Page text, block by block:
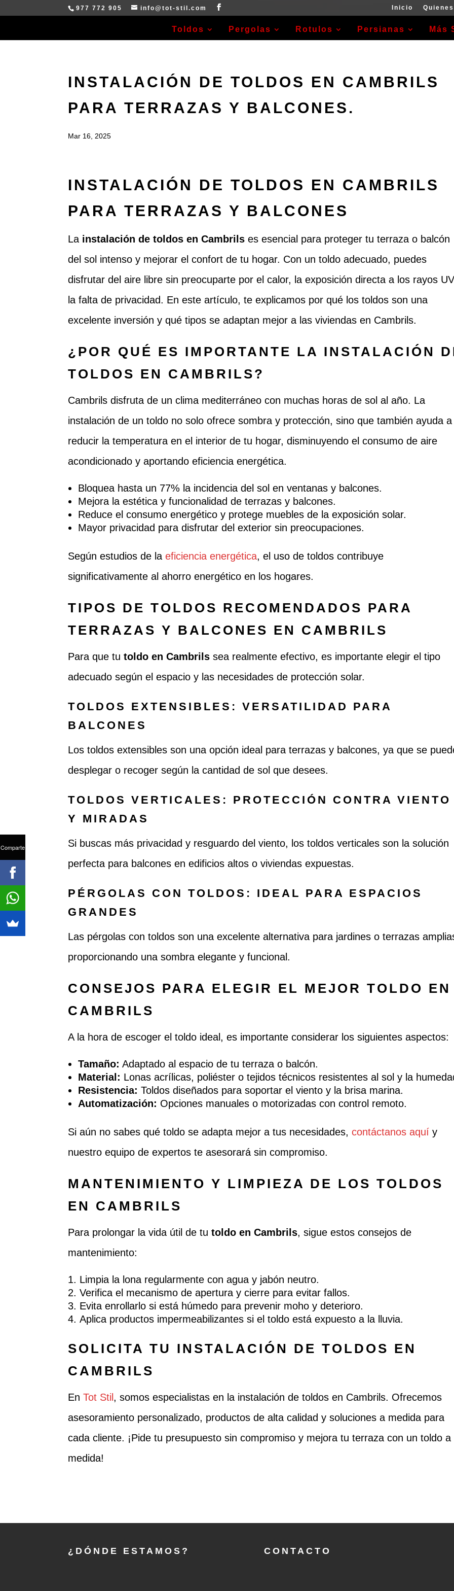
977 772 905 info@tot-stil.com Inicio
Toldos Pergolas Rotulos Persianas Más
INSTALACIÓN DE TOLDOS EN CAMBRILS
PARA TERRAZAS Y BALCONES.
Mar 16, 2025
INSTALACIÓN DE TOLDOS EN CAMBRILS
PARA TERRAZAS Y BALCONES
La instalación de toldos en Cambrils es esencial para proteger tu terraza o balcón
del sol intenso y mejorar el confort de tu hogar. Con un toldo adecuado, puedes
disfrutar del aire libre sin preocuparte por el calor, la exposición directa a los rayos
la falta de privacidad. En este artículo, te explicamos por qué los toldos son una
excelente inversión y qué tipos se adaptan mejor a las viviendas en Cambrils.
¿POR QUÉ ES IMPORTANTE LA INSTALACIÓN
TOLDOS EN CAMBRILS?
Cambrils disfruta de un clima mediterráneo con muchas horas de sol al año. La
instalación de un toldo no solo ofrece sombra y protección, sino que también ayuda a
reducir la temperatura en el interior de tu hogar, disminuyendo el consumo de aire
acondicionado y aportando eficiencia energética.
Bloquea hasta un 77% la incidencia del sol en ventanas y balcones.
Mejora la estética y funcionalidad de terrazas y balcones.
Reduce el consumo energético y protege muebles de la exposición solar.
Mayor privacidad para disfrutar del exterior sin preocupaciones.
Según estudios de laeficiencia energética, el uso de toldos contribuye
significativamente al ahorro energético en los hogares.
TIPOS DE TOLDOS RECOMENDADOS PARA
TERRAZAS Y BALCONES EN CAMBRILS
Para que tutoldo en Cambrils sea realmente efectivo, es importante elegir el tipo
adecuado según el espacio y las necesidades de protección solar.
TOLDOS EXTENSIBLES: VERSATILIDAD PARA
BALCONES
Los toldos extensibles son una opción ideal para terrazas y balcones, ya que se
desplegar o recoger según la cantidad de sol que desees.
TOLDOS VERTICALES: PROTECCIÓN CONTRA VIENTO
Y MIRADAS
Si buscas más privacidad y resguardo del viento, los toldos verticales son la solución
perfecta para balcones en edificios altos o viviendas expuestas.
PÉRGOLAS CON TOLDOS: IDEAL PARA ESPACIOS
GRANDES
Las pérgolas con toldos son una excelente alternativa para jardines o terrazas
proporcionando una sombra elegante y funcional.
CONSEJOS PARA ELEGIR EL MEJOR TOLDO EN
CAMBRILS
A la hora de escoger el toldo ideal, es importante considerar los siguientes aspectos:
Tamaño: Adaptado al espacio de tu terraza o balcón.
Material: Lonas acrílicas, poliéster o tejidos técnicos resistentes al sol y la
Resistencia: Toldos diseñados para soportar el viento y la brisa marina.
Automatización: Opciones manuales o motorizadas con control remoto.
Si aún no sabes qué toldo se adapta mejor a tus necesidades,contáctanos aquí y
nuestro equipo de expertos te asesorará sin compromiso.
MANTENIMIENTO Y LIMPIEZA DE LOS TOLDOS
EN CAMBRILS
Para prolongar la vida útil de tutoldo en Cambrils, sigue estos consejos de
mantenimiento:
Limpia la lona regularmente con agua y jabón neutro.
Verifica el mecanismo de apertura y cierre para evitar fallos.
Evita enrollarlo si está húmedo para prevenir moho y deterioro.
Aplica productos impermeabilizantes si el toldo está expuesto a la lluvia.
SOLICITA TU INSTALACIÓN DE TOLDOS EN
CAMBRILS
EnTot Stil , somos especialistas en la instalación de toldos en Cambrils. Ofrecemos
asesoramiento personalizado, productos de alta calidad y soluciones a medida para
cada cliente. ¡Pide tu presupuesto sin compromiso y mejora tu terraza con un toldo a
medida!
¿DÓNDE ESTAMOS? CONTACTO
Comparte